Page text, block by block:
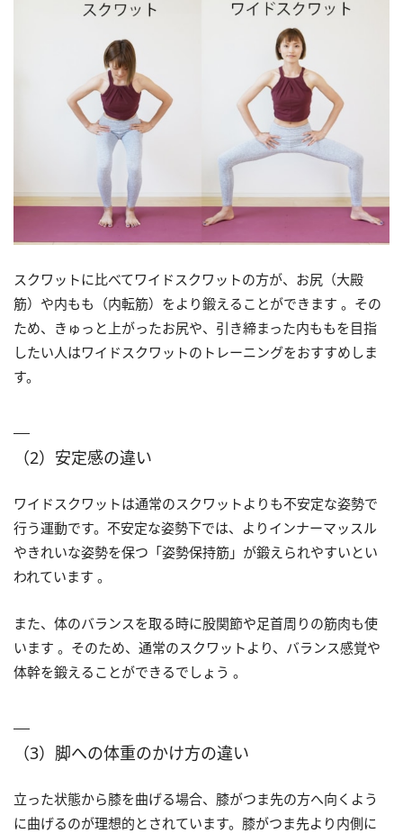
スクワットに比べてワイドスクワットの方が、お尻（大殿
筋）や内もも（内転筋）をより鍛えることができます 。その
ため、きゅっと上がったお尻や、引き締まった内ももを目指
したい人はワイドスクワットのトレーニングをおすすめしま
す。
（2）安定感の違い
ワイドスクワットは通常のスクワットよりも不安定な姿勢で
行う運動です。不安定な姿勢下では、よりインナーマッスル
やきれいな姿勢を保つ「姿勢保持筋」が鍛えられやすいとい
われています 。
また、体のバランスを取る時に股関節や足首周りの筋肉も使
います 。そのため、通常のスクワットより、バランス感覚や
体幹を鍛えることができるでしょう 。
（3）脚への体重のかけ方の違い
立った状態から膝を曲げる場合、膝がつま先の方へ向くよう
に曲げるのが理想的とされています。膝がつま先より内側に